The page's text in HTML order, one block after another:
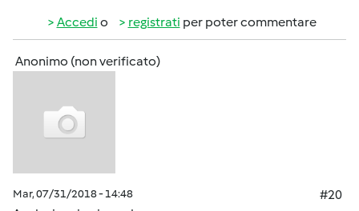
Accedi o registrati per poter commentare
Anonimo (non verificato)
Mar, 07/31/2018 - 14:48
#20